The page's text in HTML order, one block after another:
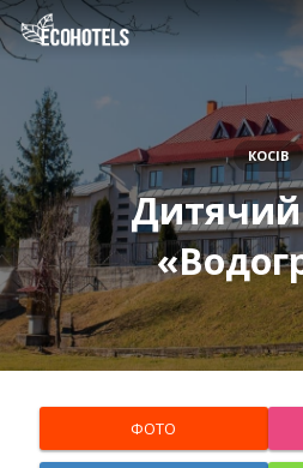
Населені пункти
Курорти
Дитячі табори
Магазини
Нерухомість
Дитячий
КОСІВ
ФОТО